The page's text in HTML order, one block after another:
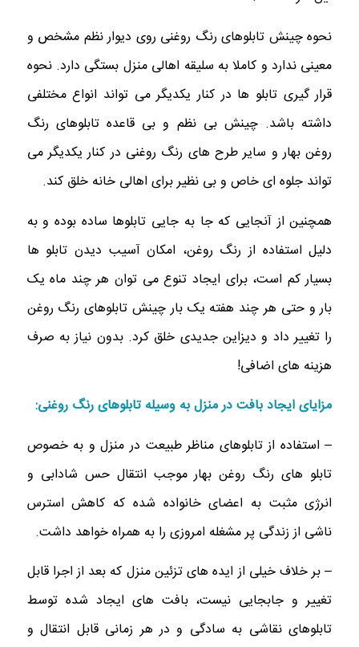
نحوه چینش تابلوهای رنگ روغنی روی دیوار نظم مشخص و
معینی ندارد و کاملا به سلیقه اهالی منزل بستگی دارد. نحوه
قرار گیری تابلو ها در کنار یکدیگر می تواند انواع مختلفی
داشته باشد. چینش بی نظم و بی قاعده تابلوهای رنگ
روغن بهار و سایر طرح های رنگ روغنی در کنار یکدیگر می
تواند جلوه ای خاص و بی نظیر برای اهالی خانه خلق کند.
همچنین از آنجایی که جا به جایی تابلوها ساده بوده و به
دلیل استفاده از رنگ روغن، امکان آسیب دیدن تابلو ها
بسیار کم است، برای ایجاد تنوع می توان هر چند ماه یک
بار و حتی هر چند هفته یک بار چینش تابلوهای رنگ روغن
را تغییر داد و دیزاین جدیدی خلق کرد. بدون نیاز به صرف
هزینه های اضافی!
مزایای ایجاد بافت در منزل به وسیله تابلوهای رنگ روغنی:
– استفاده از تابلوهای مناظر طبیعت در منزل و به خصوص
تابلو های رنگ روغن بهار موجب انتقال حس شادابی و
انرژی مثبت به اعضای خانواده شده که کاهش استرس
ناشی از زندگی پر مشغله امروزی را به همراه خواهد داشت.
– بر خلاف خیلی از ایده های تزئین منزل که بعد از اجرا قابل
تغییر و جابجایی نیست، بافت های ایجاد شده توسط
تابلوهای نقاشی به سادگی و در هر زمانی قابل انتقال و